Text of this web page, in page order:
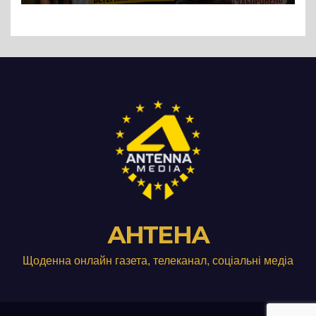
Три», що займається
АНТЕНА
Щоденна онлайн газета, телеканал, соціальні медіа